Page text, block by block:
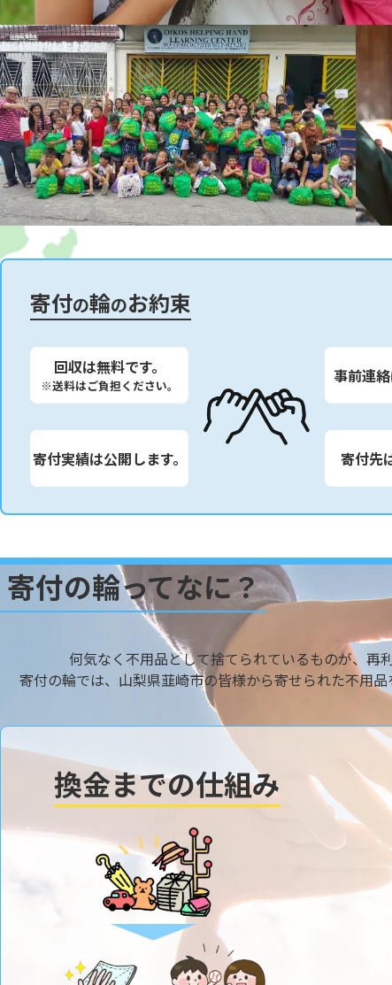
寄付の輪のお約束
回収は無料です。
※送料はご負担ください。 事前連絡
寄付実績は公開します。 寄付先
寄付の輪ってなに？
何気なく不用品として捨てられているものが、再
寄付の輪では、山梨県韮崎市の皆様から寄せられた不用
換金までの仕組み